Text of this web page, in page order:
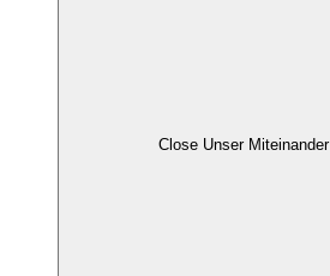
Close Unser Miteinander